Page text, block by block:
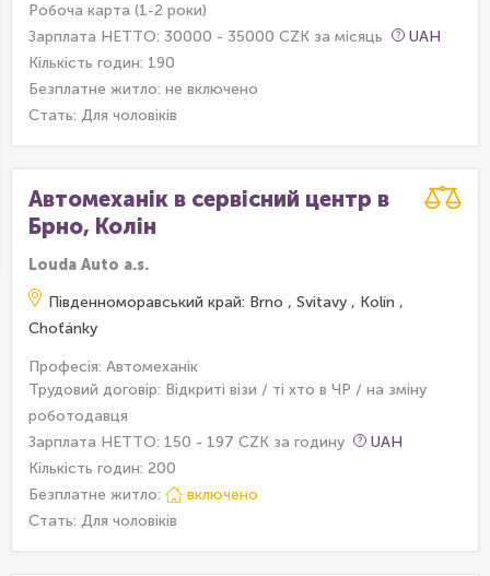
Робоча карта (1-2 роки)
Зарплата НЕТТО: 30000 - 35000 CZK за місяць
UAH
Кількість годин: 190
Безплатне житло: не включено
Стать: Для чоловіків
Автомеханік в сервісний центр в
Брно, Колін
Louda Auto a.s.
Південноморавський край: Brno , Svitavy , Kolín ,
Choťánky
Професія: Автомеханік
Трудовий договір: Відкриті візи / ті хто в ЧР / на зміну
роботодавця
Зарплата НЕТТО: 150 - 197 CZK за годину
UAH
Кількість годин: 200
Безплатне житло:
включено
Стать: Для чоловіків